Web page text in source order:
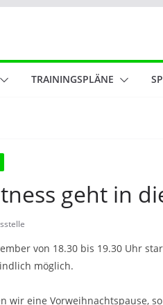
TRAININGSPLÄNE
geht in
von 18.30 bis 19.30 Uhr
möglich.
wir eine Vorweihnachtspause,